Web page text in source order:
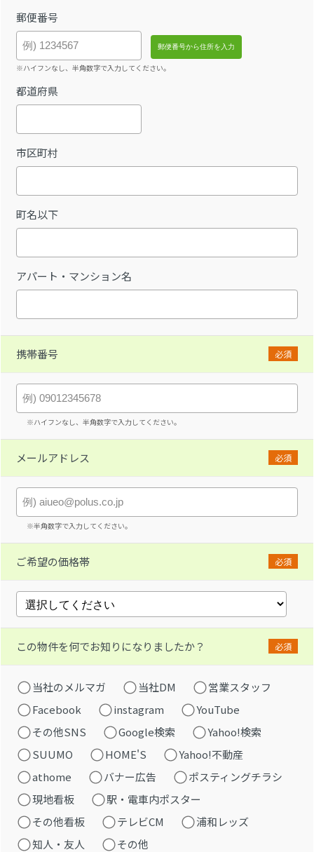
郵便番号
※ハイフンなし、半角数字で入力してください。
都道府県
市区町村
町名以下
アパート・マンション名
携帯番号 必須
※ハイフンなし、半角数字で入力してください。
メールアドレス 必須
※半角数字で入力してください。
ご希望の価格帯 必須
この物件を何でお知りになりましたか？ 必須
当社のメルマガ 当社DM
営業スタッフ
Facebook
instagram
YouTube
その他SNS
Google検索
Yahoo!検索
SUUMO
HOME'S
Yahoo!不動産
athome
バナー広告
ポスティングチラシ
現地看板
駅・電車内ポスター
その他看板
テレビCM
浦和レッズ
知人・友人
その他